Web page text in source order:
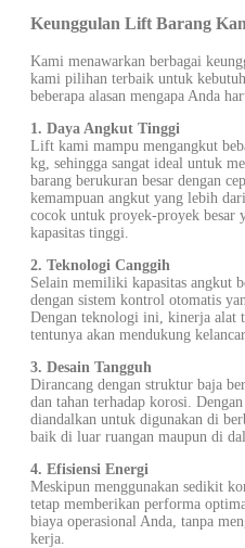
Keunggulan Lift Barang
Kami menawarkan berbagai
kami pilihan terbaik untuk
beberapa alasan mengapa Anda
1. Daya Angkut Tinggi
Lift kami mampu mengangkut
kg, sehingga sangat ideal untuk
barang berukuran besar dengan
kemampuan angkut yang lebih
cocok untuk proyek-proyek besar
kapasitas tinggi.
2. Teknologi Canggih
Selain memiliki kapasitas angkut
dengan sistem kontrol otomatis
Dengan teknologi ini, kinerja alat
tentunya akan mendukung
3. Desain Tangguh
Dirancang dengan struktur baja
dan tahan terhadap korosi.
diandalkan untuk digunakan di
baik di luar ruangan maupun di
4. Efisiensi Energi
Meskipun menggunakan sedikit
tetap memberikan performa
biaya operasional Anda, tanpa
kerja.